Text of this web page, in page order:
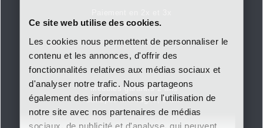
Ce site web utilise des cookies.
Les cookies nous permettent de personnaliser le
contenu et les annonces, d'offrir des
fonctionnalités relatives aux médias sociaux et
d'analyser notre trafic. Nous partageons
également des informations sur l'utilisation de
notre site avec nos partenaires de médias
sociaux, de publicité et d'analyse, qui peuvent
sans frais
- Meubles garantis 2 ans
- Canapés montagne, 5 ans